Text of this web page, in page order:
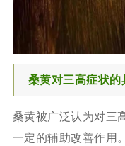
桑黄对三高症状的
桑黄被广泛认为对三
一定的辅助改善作用